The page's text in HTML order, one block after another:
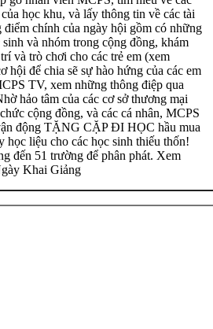
học khu, và lấy thông tin về các tài
chính của ngày hội gồm có những
và nhóm trong cộng đồng, khám
và trò chơi cho các trẻ em (xem
hội để chia sẽ sự hào hứng của các em
TV, xem những thông điệp qua
hảo tâm của các cơ sở thương mại
cộng đồng, và các cá nhân, MCPS
động TẶNG CẶP ĐI HỌC hầu mua
học liệu cho các học sinh thiếu thốn!
đến 51 trường để phân phát. Xem
Khai Giảng